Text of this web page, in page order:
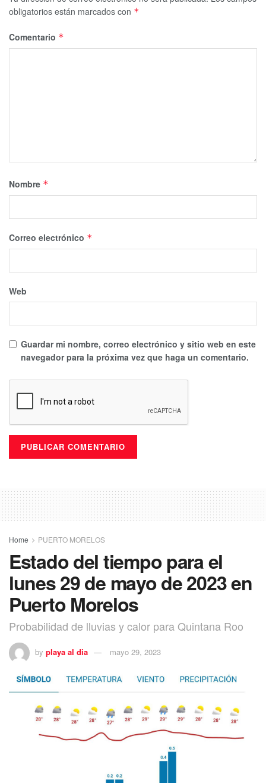
obligatorios están marcados con *
Comentario *
Nombre *
Correo electrónico *
Web
Guardar mi nombre, correo electrónico y sitio web en este
navegador para la próxima vez que haga un comentario.
Home PUERTO MORELOS
Estado del tiempo para el
lunes 29 de mayo de 2023 en
Puerto Morelos
Probabilidad de lluvias y calor para Quintana Roo
by playa al dia mayo 29, 2023